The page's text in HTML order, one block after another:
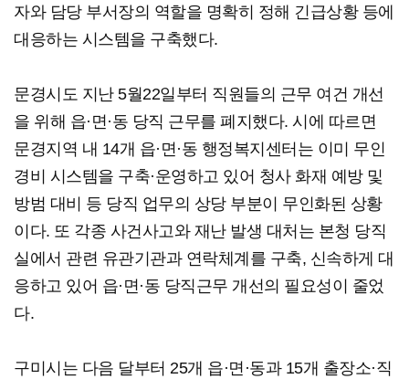
자와 담당 부서장의 역할을 명확히 정해 긴급상황 등에
대응하는 시스템을 구축했다.
문경시도 지난 5월22일부터 직원들의 근무 여건 개선
을 위해 읍·면·동 당직 근무를 폐지했다. 시에 따르면
문경지역 내 14개 읍·면·동 행정복지센터는 이미 무인
경비 시스템을 구축·운영하고 있어 청사 화재 예방 및
방범 대비 등 당직 업무의 상당 부분이 무인화된 상황
이다. 또 각종 사건사고와 재난 발생 대처는 본청 당직
실에서 관련 유관기관과 연락체계를 구축, 신속하게 대
응하고 있어 읍·면·동 당직근무 개선의 필요성이 줄었
다.
구미시는 다음 달부터 25개 읍·면·동과 15개 출장소·직